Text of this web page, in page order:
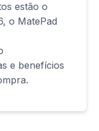
estão o
o MatePad
e benefícios